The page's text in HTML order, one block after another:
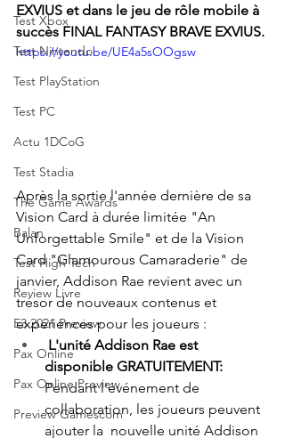
Test Xbox
Test Nintendo
Test PlayStation
Test PC
Actu 1DCoG
Test Stadia
The Game Awards
Balan
Test High Tech
Review Livre
E3 2021 Preview
Pax Online
Pax Online Preview
Preview Gamescom
EXVIUS et dans le jeu de rôle mobile à
succès FINAL FANTASY BRAVE EXVIUS.
https://youtu.be/UE4a5sOOgsw
Après la sortie l'année dernière de sa
Vision Card à durée limitée "An
Unforgettable Smile" et de la Vision
Card "Glamourous Camaraderie" de
janvier, Addison Rae revient avec un
trésor de nouveaux contenus et
expériences pour les joueurs :
L'unité Addison Rae est
disponible GRATUITEMENT:
Pendant l'événement de
collaboration, les joueurs peuvent
ajouter la  nouvelle unité Addison